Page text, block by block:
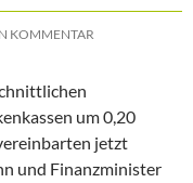
KOMMENTAR
um 0,20
jetzt
und Finanzminister